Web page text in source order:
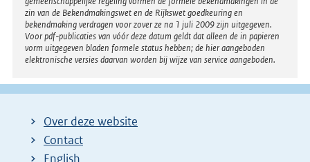
i
n
k
:
zin van de Bekendmakingswet en de Rijkswet goedkeuring en
bekendmaking verdragen voor zover ze na 1 juli 2009 zijn uitgegeven.
Voor pdf-publicaties van vóór deze datum geldt dat alleen de in papieren
vorm uitgegeven bladen formele status hebben; de hier aangeboden
elektronische versies daarvan worden bij wijze van service aangeboden.
Over deze website
Contact
English